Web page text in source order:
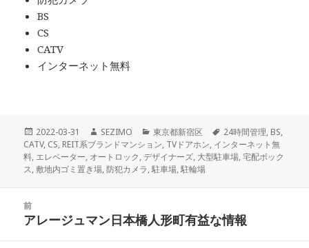
BS
CS
CATV
インターネット無料
投
稿
日:
2022-03-31
作
成
者
SEZIMO
カ
テ
ゴ
リ
東京都新宿区
タ
グ
24時間管理, BS,
CATV, CS, REIT系ブランドマンション, TVドアホン, インターネット無
料, エレベーター, オートロック,デザイナーズ, 大型駐車場,宅配ボック
ス, 敷地内ゴミ置き場,防犯カメラ,駐車場,駐輪場
前
前
アレージュマン日本橋人形町有益な情報